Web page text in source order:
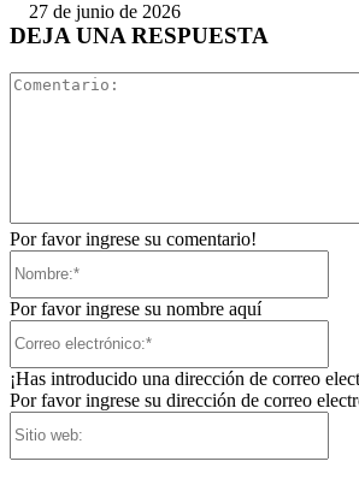
27 de junio de 2026
DEJA UNA RESPUESTA
Por favor ingrese su comentario!
Por favor ingrese su nombre aquí
¡Has introducido una dirección de correo
Por favor ingrese su dirección de correo